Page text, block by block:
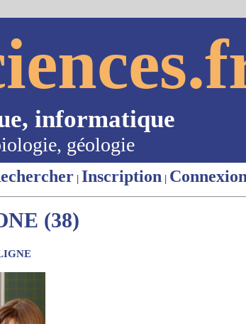
informatique
géologie
| Inscription | Connexion
(38)